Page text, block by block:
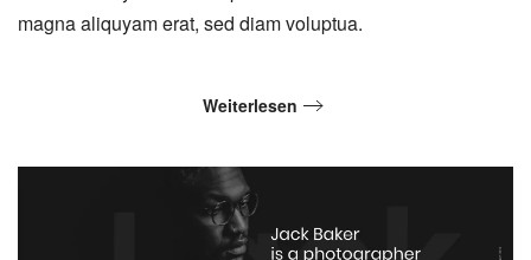
magna aliquyam erat, sed diam voluptua.
Weiterlesen